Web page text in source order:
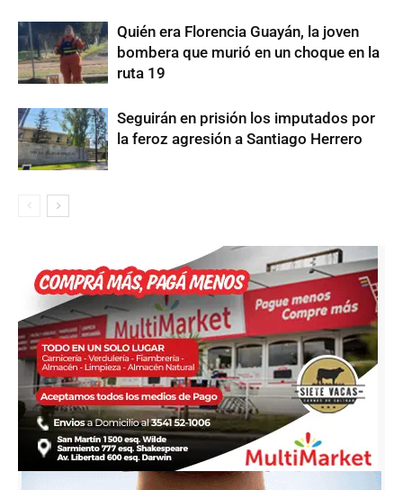
Quién era Florencia Guayán, la joven
bombera que murió en un choque en la
ruta 19
Seguirán en prisión los imputados por
la feroz agresión a Santiago Herrero